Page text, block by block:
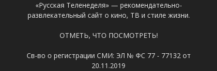
«Русская Теленеделя» — рекомендательно-
развлекательный сайт о кино, ТВ и стиле жизни.
ОТМЕТЬ, ЧТО ПОСМОТРЕТЬ!
Св-во о регистрации СМИ: ЭЛ № ФС 77 - 77132 от
20.11.2019